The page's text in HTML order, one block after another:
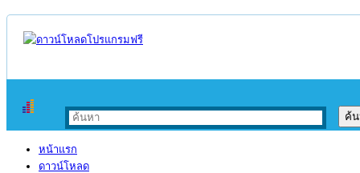
หน้าแรก
ดาวน์โหลด